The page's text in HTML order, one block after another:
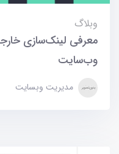
وبلاگ
معرفی لینک‌سازی
وب‌سایت
مدیریت وبسایت